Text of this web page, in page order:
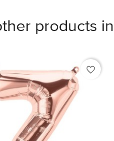
products
favorite_border